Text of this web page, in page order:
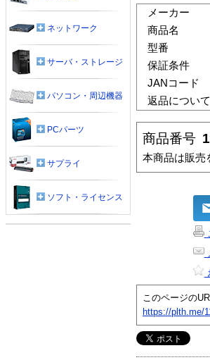
メーカー
商品名
型番
保証条件
JANコード
返品について
商品番号
本商品は販売
このページのURL
https://plth.me/
ネットワーク
サーバ・ストレージ
パソコン・周辺機器
PCパーツ
サプライ
ソフト・ライセンス